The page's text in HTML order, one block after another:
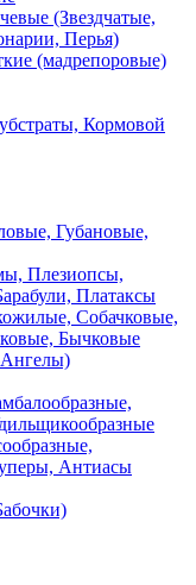
(Звездчатые,
Перья)
(мадрепоровые)
Кормовой
Губановые,
Плезиопсы,
Платаксы
Собачковые,
Бычковые
Антиасы